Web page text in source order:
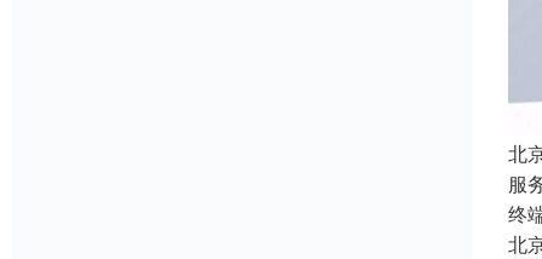
北
服
终
北